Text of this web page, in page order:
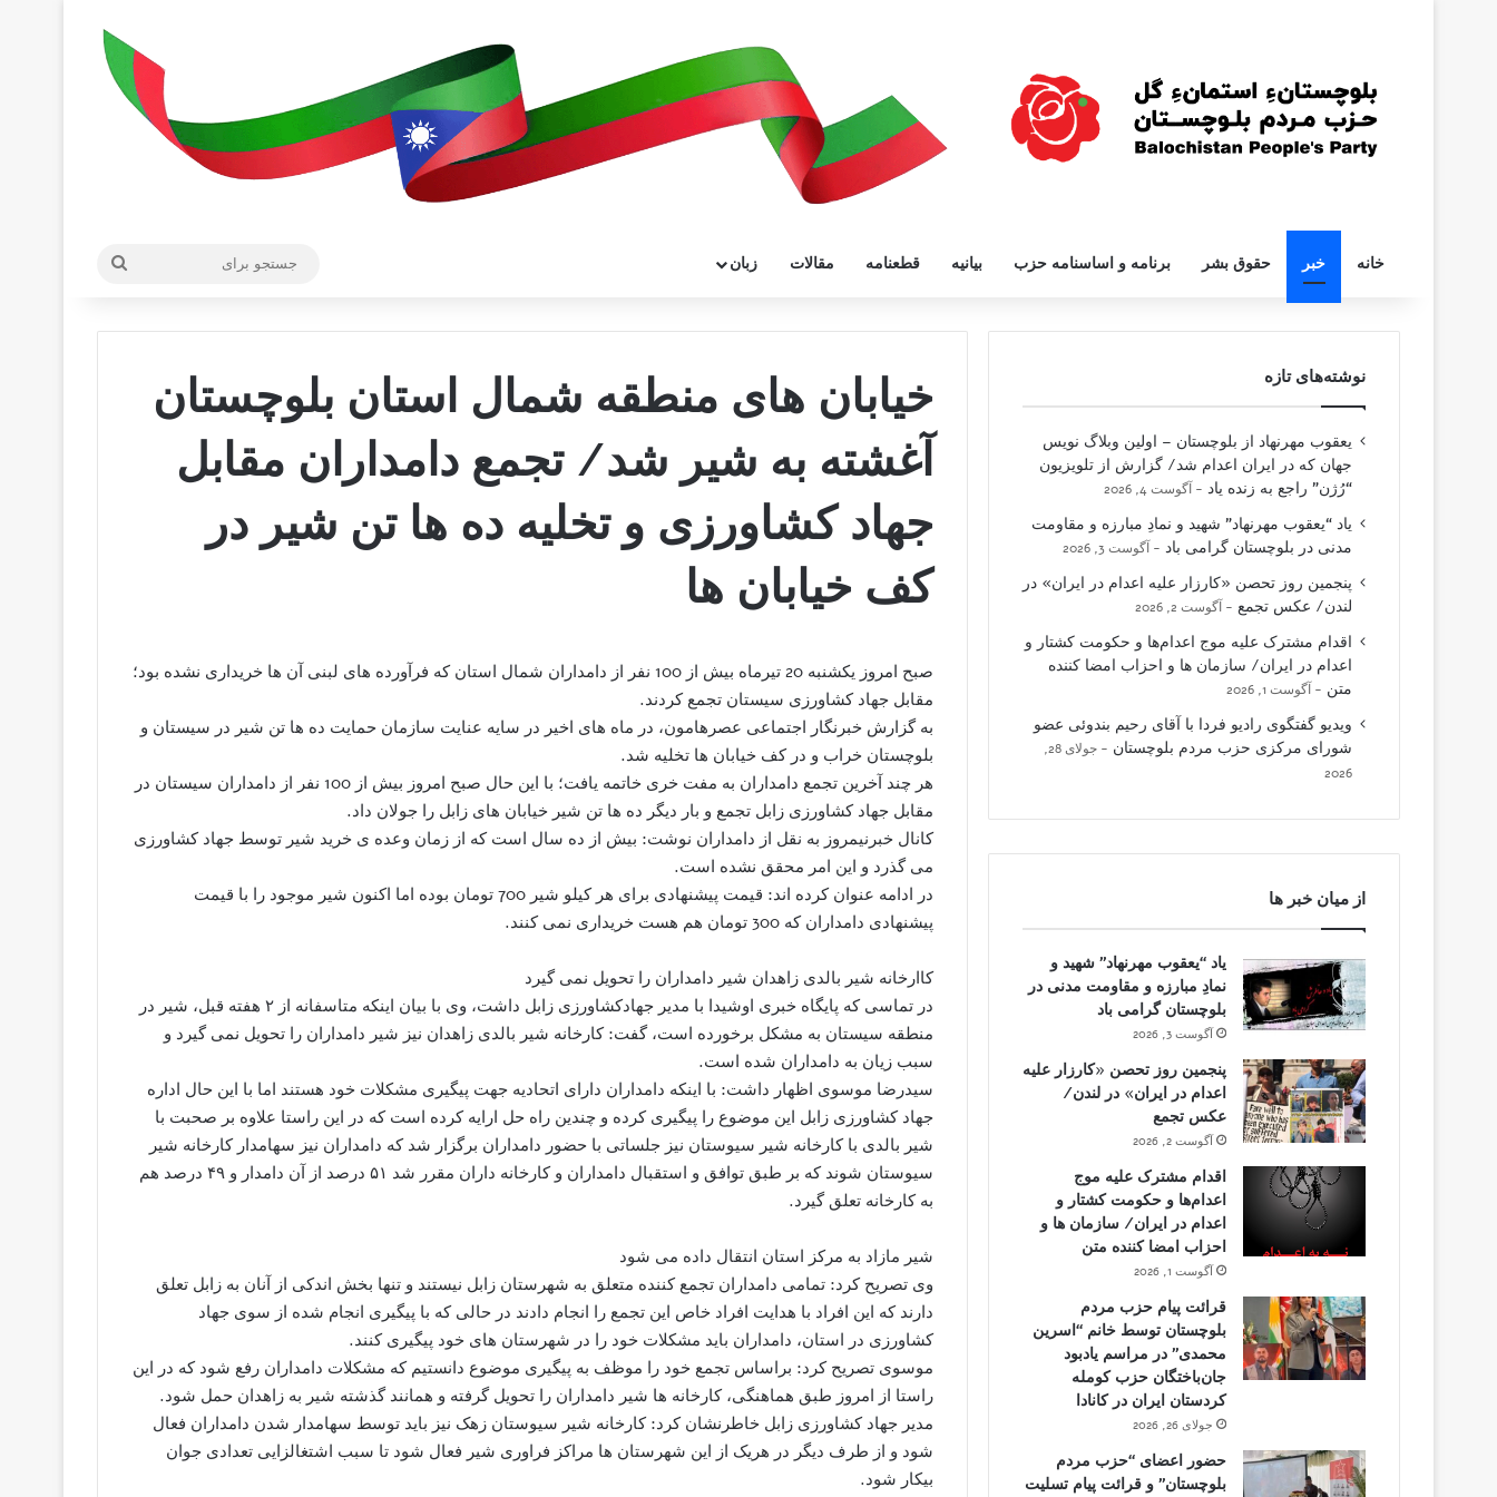
خانه خبر حقوق بشر برنامه و اساسنامه حزب بیانیه قطعنامه مقالات زبان
خیابان های منطقه شمال استان بلوچستان
آغشته به شیر شد/ تجمع دامداران مقابل
جهاد کشاورزی و تخلیه ده ها تن شیر در
کف خیابان ها
صبح امروز یکشنبه 20 تیرماه بیش از 100 نفر از دامداران شمال استان که فرآورده های لبنی آن ها خریداری نشده بود؛
مقابل جهاد کشاورزی سیستان تجمع کردند.
به گزارش خبرنگار اجتماعی عصرهامون، در ماه های اخیر در سایه عنایت سازمان حمایت ده ها تن شیر در سیستان و
بلوچستان خراب و در کف خیابان ها تخلیه شد.
هر چند آخرین تجمع دامداران به مفت خری خاتمه یافت؛ با این حال صبح امروز بیش از 100 نفر از دامداران سیستان در
مقابل جهاد کشاورزی زابل تجمع و بار دیگر ده ها تن شیر خیابان های زابل را جولان داد.
کانال خبرنیمروز به نقل از دامداران نوشت: بیش از ده سال است که از زمان وعده ی خرید شیر توسط جهاد کشاورزی
می گذرد و این امر محقق نشده است.
در ادامه عنوان کرده اند: قیمت پیشنهادی برای هر کیلو شیر 700 تومان بوده اما اکنون شیر موجود را با قیمت
پیشنهادی دامداران که 300 تومان هم هست خریداری نمی کنند.
کاارخانه شیر بالدی زاهدان شیر دامداران را تحویل نمی گیرد
در تماسی که پایگاه خبری اوشیدا با مدیر جهادکشاورزی زابل داشت، وی با بیان اینکه متاسفانه از ۲ هفته قبل، شیر در
منطقه سیستان به مشکل برخورده است، گفت: کارخانه شیر بالدی زاهدان نیز شیر دامداران را تحویل نمی گیرد و
سبب زیان به دامداران شده است.
سیدرضا موسوی اظهار داشت: با اینکه دامداران دارای اتحادیه جهت پیگیری مشکلات خود هستند اما با این حال اداره
جهاد کشاورزی زابل این موضوع را پیگیری کرده و چندین راه حل ارایه کرده است که در این راستا علاوه بر صحبت با
شیر بالدی با کارخانه شیر سیوستان نیز جلساتی با حضور دامداران برگزار شد که دامداران نیز سهامدار کارخانه شیر
سیوستان شوند که بر طبق توافق و استقبال دامداران و کارخانه داران مقرر شد ۵۱ درصد از آن دامدار و ۴۹ درصد هم
به کارخانه تعلق گیرد.
شیر مازاد به مرکز استان انتقال داده می شود
وی تصریح کرد: تمامی دامداران تجمع کننده متعلق به شهرستان زابل نیستند و تنها بخش اندکی از آنان به زابل تعلق
دارند که این افراد با هدایت افراد خاص این تجمع را انجام دادند در حالی که با پیگیری انجام شده از سوی جهاد
کشاورزی در استان، دامداران باید مشکلات خود را در شهرستان های خود پیگیری کنند.
موسوی تصریح کرد: براساس تجمع خود را موظف به پیگیری موضوع دانستیم که مشکلات دامداران رفع شود که در این
راستا از امروز طبق هماهنگی، کارخانه ها شیر دامداران را تحویل گرفته و همانند گذشته شیر به زاهدان حمل شود.
مدیر جهاد کشاورزی زابل خاطرنشان کرد: کارخانه شیر سیوستان زهک نیز باید توسط سهامدار شدن دامداران فعال
شود و از طرف دیگر در هریک از این شهرستان ها مراکز فراوری شیر فعال شود تا سبب اشتغالزایی تعدادی جوان
بیکار شود.
نوشته‌های تازه
یعقوب مهرنهاد از بلوچستان – اولین وبلاگ نویس
جهان که در ایران اعدام شد/ گزارش از تلویزیون
“رُژن” راجع به زنده یاد
آگوست 4, 2026
یاد “یعقوب مهرنهاد” شهید و نمادِ مبارزه و مقاومت
مدنی در بلوچستان گرامی باد
آگوست 3, 2026
پنجمین روز تحصن «کارزار علیه اعدام در ایران» در
لندن/ عکس تجمع
آگوست 2, 2026
اقدام مشترک علیه موج اعدام‌ها و حکومت کشتار و
اعدام در ایران/ سازمان ها و احزاب امضا کننده
متن
آگوست 1, 2026
ویدیو گفتگوی رادیو فردا با آقای رحیم بندوئی عضو
شورای مرکزی حزب مردم بلوچستان
جولای 28,
2026
از میان خبر ها
یاد “یعقوب مهرنهاد” شهید و
نمادِ مبارزه و مقاومت مدنی در
بلوچستان گرامی باد
آگوست 3, 2026
پنجمین روز تحصن «کارزار علیه
اعدام در ایران» در لندن/
عکس تجمع
آگوست 2, 2026
اقدام مشترک علیه موج
اعدام‌ها و حکومت کشتار و
اعدام در ایران/ سازمان ها و
احزاب امضا کننده متن
آگوست 1, 2026
قرائت پیام حزب مردم
بلوچستان توسط خانم “اسرین
محمدی” در مراسم یادبود
جان‌باختگان حزب کومله
کردستان ایران در کانادا
جولای 26, 2026
حضور اعضای “حزب مردم
بلوچستان” و قرائت پیام تسلیت